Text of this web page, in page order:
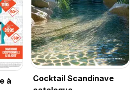
à
Cocktail Scandinave